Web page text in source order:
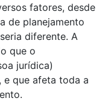
fatores, desde
de planejamento
diferente. A
que o
jurídica)
que afeta toda a